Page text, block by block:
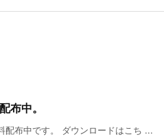
布中。
配布中です。 ダウンロードはこち ...